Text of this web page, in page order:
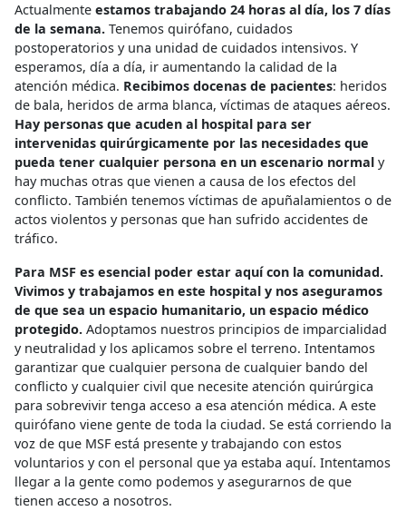
Actualmente estamos trabajando 24 horas al día, los 7 días
de la semana. Tenemos quirófano, cuidados
postoperatorios y una unidad de cuidados intensivos. Y
esperamos, día a día, ir aumentando la calidad de la
atención médica. Recibimos docenas de pacientes: heridos
de bala, heridos de arma blanca, víctimas de ataques aéreos.
Hay personas que acuden al hospital para ser
intervenidas quirúrgicamente por las necesidades que
pueda tener cualquier persona en un escenario normal y
hay muchas otras que vienen a causa de los efectos del
conflicto. También tenemos víctimas de apuñalamientos o de
actos violentos y personas que han sufrido accidentes de
tráfico.
Para MSF es esencial poder estar aquí con la comunidad.
Vivimos y trabajamos en este hospital y nos aseguramos
de que sea un espacio humanitario, un espacio médico
protegido. Adoptamos nuestros principios de imparcialidad
y neutralidad y los aplicamos sobre el terreno. Intentamos
garantizar que cualquier persona de cualquier bando del
conflicto y cualquier civil que necesite atención quirúrgica
para sobrevivir tenga acceso a esa atención médica. A este
quirófano viene gente de toda la ciudad. Se está corriendo la
voz de que MSF está presente y trabajando con estos
voluntarios y con el personal que ya estaba aquí. Intentamos
llegar a la gente como podemos y asegurarnos de que
tienen acceso a nosotros.